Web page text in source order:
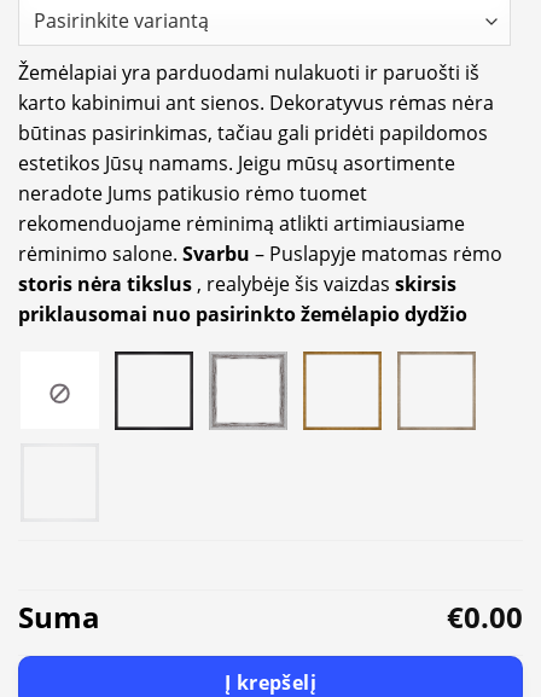
Žemėlapiai yra parduodami nulakuoti ir paruošti iš
karto kabinimui ant sienos. Dekoratyvus rėmas nėra
būtinas pasirinkimas, tačiau gali pridėti papildomos
estetikos Jūsų namams. Jeigu mūsų asortimente
neradote Jums patikusio rėmo tuomet
rekomenduojame rėminimą atlikti artimiausiame
rėminimo salone. Svarbu – Puslapyje matomas rėmo
storis nėra tikslus , realybėje šis vaizdas skirsis
priklausomai nuo pasirinkto žemėlapio dydžio
Suma €0.00
Į krepšelį